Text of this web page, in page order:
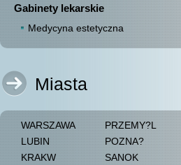
Gabinety lekarskie
Medycyna estetyczna
Miasta
WARSZAWA
PRZEMY?L
LUBIN
POZNA?
KRAKW
SANOK